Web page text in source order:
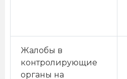
Жалобы в
контролирующие
органы на